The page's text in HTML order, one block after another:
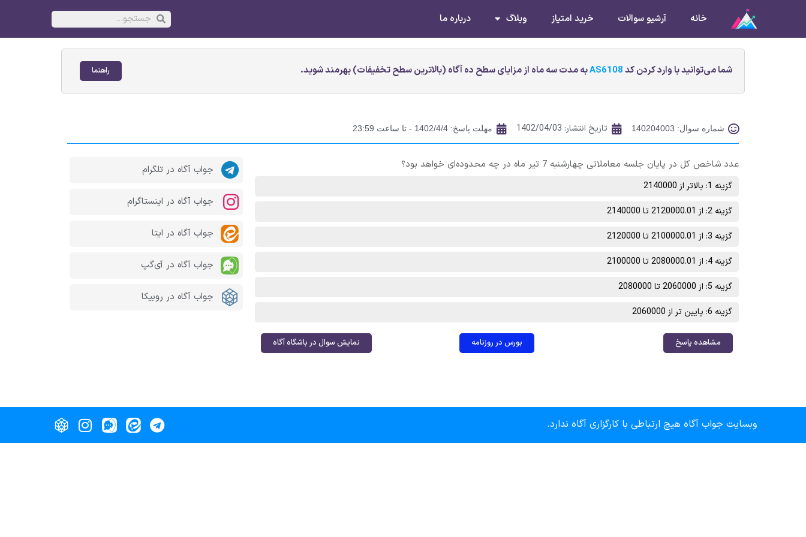
خانه آرشیو سوالات خرید امتیاز وبلاگ درباره ما
شما می‌توانید با وارد کردن کدAS6108به مدت سه ماه از مزایای سطح ده آگاه (بالاترین سطح تخفیفات) بهرمند شوید. راهنما
شماره سوال: 140204003 تاریخ انتشار: 1402/04/03 مهلت پاسخ: 1402/4/4 - تا ساعت 23:59
عدد شاخص کل در پایان جلسه معاملاتی چهارشنبه 7 تیر ماه در چه محدوده‌ای خواهد بود؟
گزینه 1: بالاتر از 2140000
گزینه 2: از 2120000.01 تا 2140000
گزینه 3: از 2100000.01 تا 2120000
گزینه 4: از 2080000.01 تا 2100000
گزینه 5: از 2060000 تا 2080000
گزینه 6: پایین تر از 2060000
مشاهده پاسخ بورس در روزنامه نمایش سوال در باشگاه آگاه
جواب آگاه در تلگرام
جواب آگاه در اینستاگرام
جواب آگاه در ایتا
جواب آگاه در آی‌گپ
جواب آگاه در روبیکا
وبسایت جواب آگاه هیچ ارتباطی با کارگزاری آگاه ندارد.